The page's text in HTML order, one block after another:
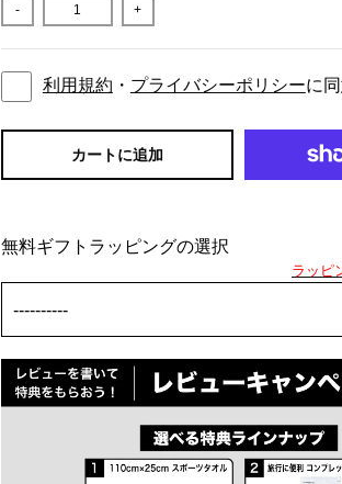
- +
利用規約 ・ プライバシーポリシーに
カートに追加
無料ギフトラッピングの選択
ラッピ